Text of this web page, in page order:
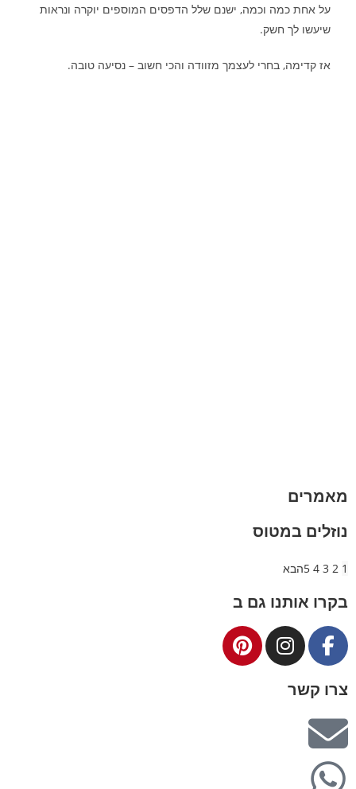
על אחת כמה וכמה, ישנם שלל הדפסים המוספים יוקרה ונראות
שיעשו לך חשק.
אז קדימה, בחרי לעצמך מזוודה והכי חשוב – נסיעה טובה.
מאמרים
נוזלים במטוס
1
2
3
4
5הבא
בקרו אותנו גם ב
צרו קשר